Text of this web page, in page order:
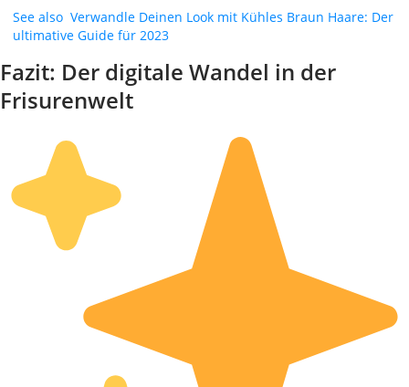
See also Verwandle Deinen Look mit Kühles Braun Haare: Der
ultimative Guide für 2023
Fazit: Der digitale Wandel in der
Frisurenwelt